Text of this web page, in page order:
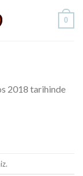
0
2018 tarihinde